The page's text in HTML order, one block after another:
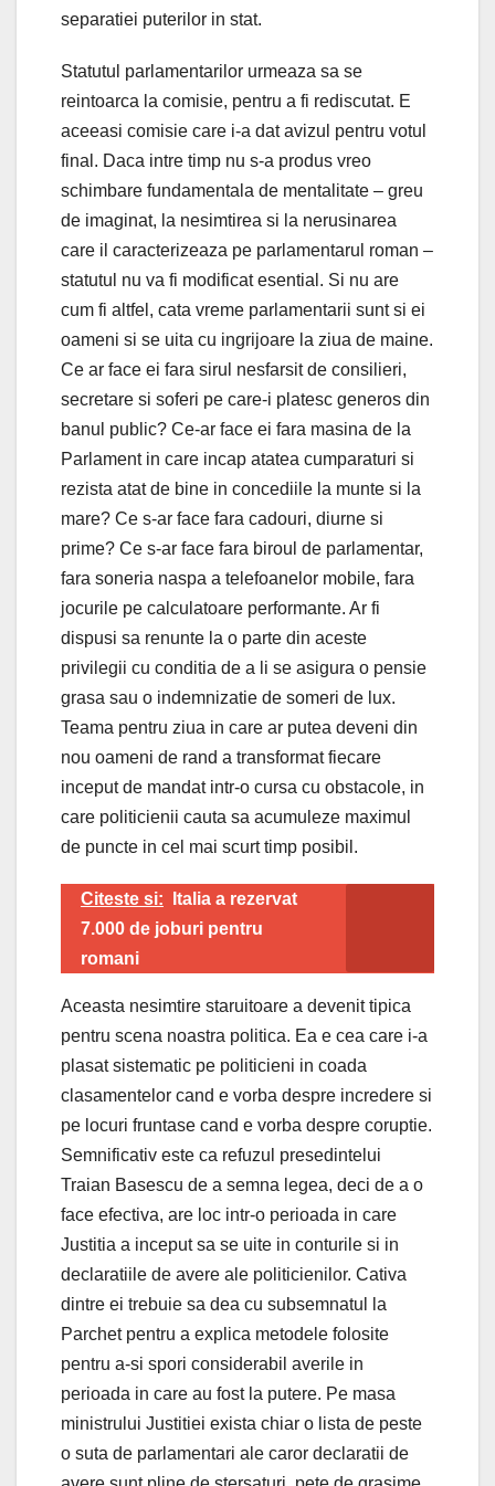
separatiei puterilor in stat.
Statutul parlamentarilor urmeaza sa se
reintoarca la comisie, pentru a fi rediscutat. E
aceeasi comisie care i-a dat avizul pentru votul
final. Daca intre timp nu s-a produs vreo
schimbare fundamentala de mentalitate – greu
de imaginat, la nesimtirea si la nerusinarea
care il caracterizeaza pe parlamentarul roman –
statutul nu va fi modificat esential. Si nu are
cum fi altfel, cata vreme parlamentarii sunt si ei
oameni si se uita cu ingrijoare la ziua de maine.
Ce ar face ei fara sirul nesfarsit de consilieri,
secretare si soferi pe care-i platesc generos din
banul public? Ce-ar face ei fara masina de la
Parlament in care incap atatea cumparaturi si
rezista atat de bine in concediile la munte si la
mare? Ce s-ar face fara cadouri, diurne si
prime? Ce s-ar face fara biroul de parlamentar,
fara soneria naspa a telefoanelor mobile, fara
jocurile pe calculatoare performante. Ar fi
dispusi sa renunte la o parte din aceste
privilegii cu conditia de a li se asigura o pensie
grasa sau o indemnizatie de someri de lux.
Teama pentru ziua in care ar putea deveni din
nou oameni de rand a transformat fiecare
inceput de mandat intr-o cursa cu obstacole, in
care politicienii cauta sa acumuleze maximul
de puncte in cel mai scurt timp posibil.
Citeste si:
Italia a rezervat
7.000 de joburi pentru
romani
Aceasta nesimtire staruitoare a devenit tipica
pentru scena noastra politica. Ea e cea care i-a
plasat sistematic pe politicieni in coada
clasamentelor cand e vorba despre incredere si
pe locuri fruntase cand e vorba despre coruptie.
Semnificativ este ca refuzul presedintelui
Traian Basescu de a semna legea, deci de a o
face efectiva, are loc intr-o perioada in care
Justitia a inceput sa se uite in conturile si in
declaratiile de avere ale politicienilor. Cativa
dintre ei trebuie sa dea cu subsemnatul la
Parchet pentru a explica metodele folosite
pentru a-si spori considerabil averile in
perioada in care au fost la putere. Pe masa
ministrului Justitiei exista chiar o lista de peste
o suta de parlamentari ale caror declaratii de